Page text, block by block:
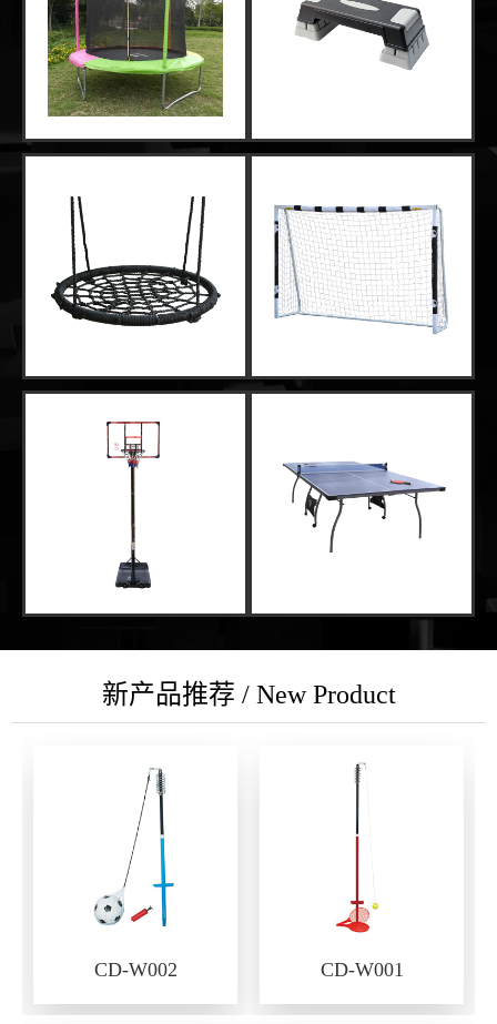
新产品推荐 / New Product
CD-W002 CD-W001